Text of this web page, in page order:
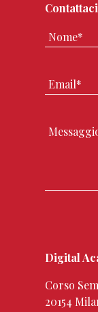
Contattaci
Digital
Corso
20154